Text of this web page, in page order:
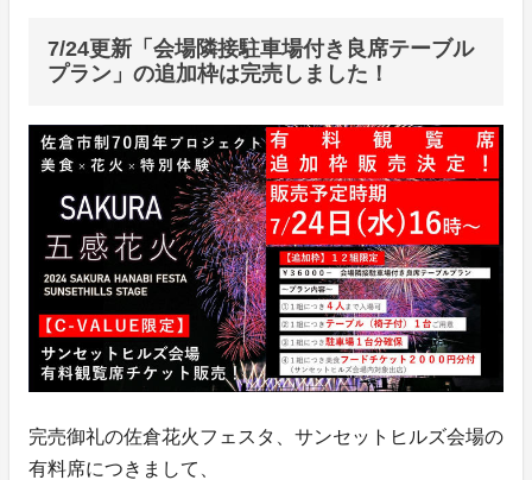
7/24更新「会場隣接駐車場付き良席テーブル
プラン」の追加枠は完売しました！
完売御礼の佐倉花火フェスタ、サンセットヒルズ会場の
有料席につきまして、